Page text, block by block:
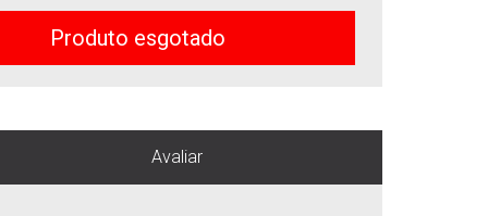
Produto esgotado
Avaliar